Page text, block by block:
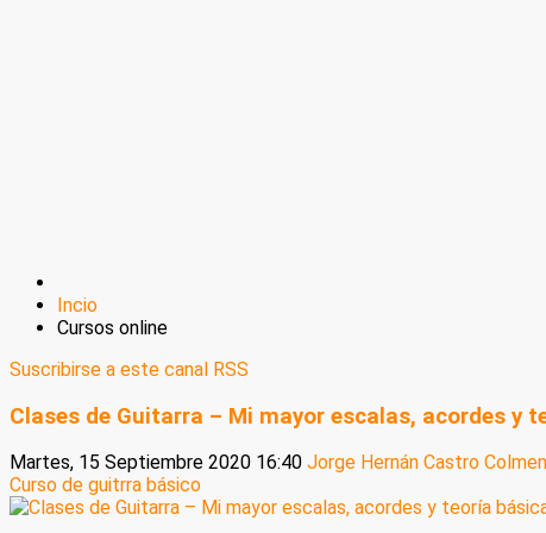
Incio
Cursos online
Suscribirse a este canal RSS
Clases de Guitarra – Mi mayor escalas, acordes y
Martes, 15 Septiembre 2020 16:40 Jorge Hernán Castro
Curso de guitrra básico